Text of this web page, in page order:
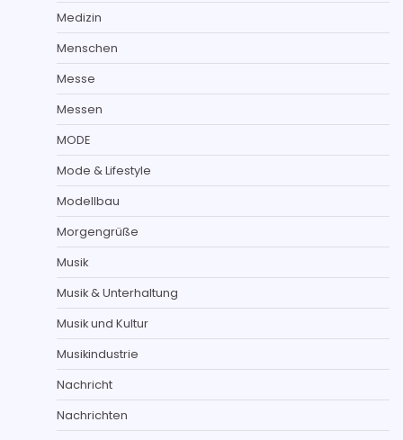
Medizin
Menschen
Messe
Messen
MODE
Mode & Lifestyle
Modellbau
Morgengrüße
Musik
Musik & Unterhaltung
Musik und Kultur
Musikindustrie
Nachricht
Nachrichten